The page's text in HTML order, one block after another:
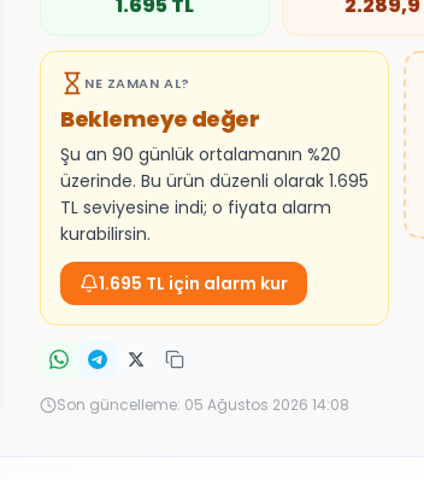
NE ZAMAN AL?
Beklemeye değer
Şu an 90 günlük ortalamanın %20
üzerinde. Bu ürün düzenli olarak 1.695
TL seviyesine indi; o fiyata alarm
kurabilirsin.
1.695 TL için alarm kur
Son güncelleme: 05 Ağustos 2026 14:08